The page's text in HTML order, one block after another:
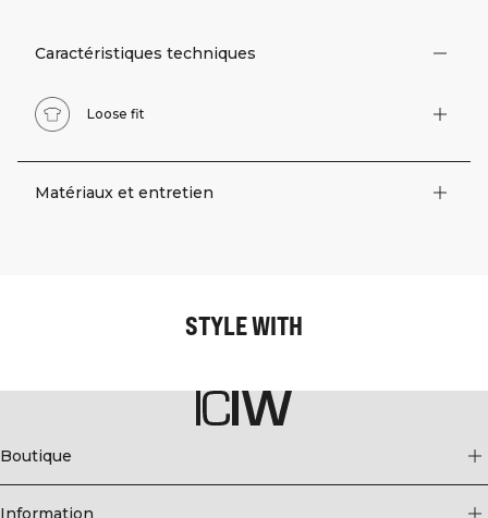
Caractéristiques techniques
Loose fit
Matériaux et entretien
STYLE WITH
Boutique
Information